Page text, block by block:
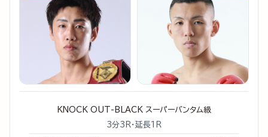
KNOCK OUT-BLACK スーパーバンタム級
3分3R・延長1R